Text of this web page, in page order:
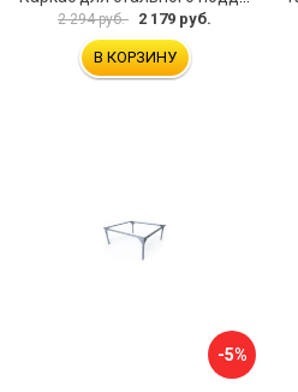
2 294 руб. 2 179 руб.
В КОРЗИНУ
-5%